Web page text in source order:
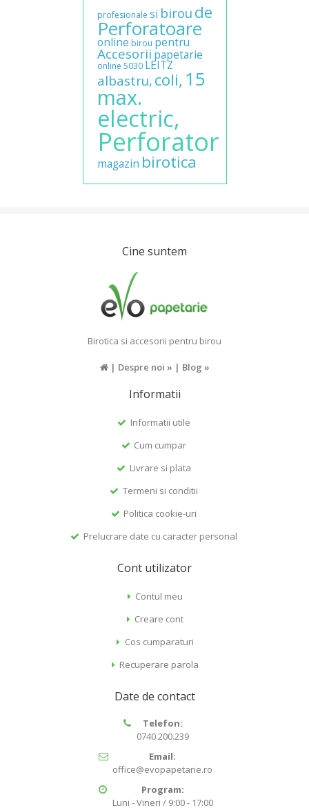
profesionale si biroude
Perforatoare
online birou pentru
Accesorii papetarie
online 5030 LEITZ
albastru,coli, 15
max.
electric,
Perforator
magazin birotica
Cine suntem
Birotica si accesorii pentru birou
| Despre noi » | Blog »
Informatii
Informatii utile
Cum cumpar
Livrare si plata
Termeni si conditii
Politica cookie-uri
Prelucrare date cu caracter personal
Cont utilizator
Contul meu
Creare cont
Cos cumparaturi
Recuperare parola
Date de contact
Telefon:
0740.200.239
Email:
office@evopapetarie.ro
Program:
Luni - Vineri / 9:00 - 17:00